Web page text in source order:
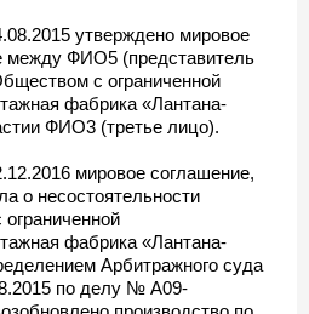
утверждено мировое
между ФИО5 (представитель
с ограниченной
фабрика «Лантана-
ФИО3 (третье лицо).
мировое соглашение,
о несостоятельности
фабрика «Лантана-
Арбитражного суда
по делу № А09-